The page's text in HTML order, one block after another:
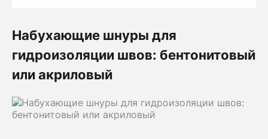
Набухающие шнуры для
гидроизоляции швов: бентонитовый
или акриловый